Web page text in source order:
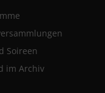
Soireen
im Archiv